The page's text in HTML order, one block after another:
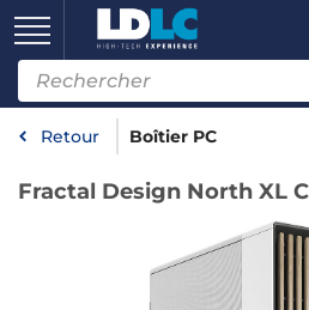
Retour Boîtier PC
Fractal Design North XL